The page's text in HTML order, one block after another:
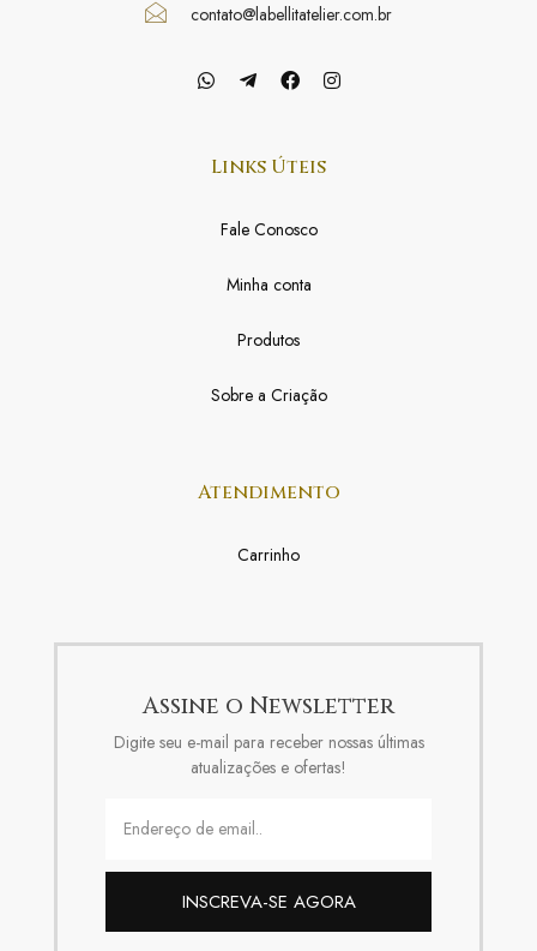
contato@labellitatelier.com.br
Links Úteis
Fale Conosco
Minha conta
Produtos
Sobre a Criação
Atendimento
Carrinho
Assine o Newsletter
Digite seu e-mail para receber nossas últimas
atualizações e ofertas!
INSCREVA-SE AGORA